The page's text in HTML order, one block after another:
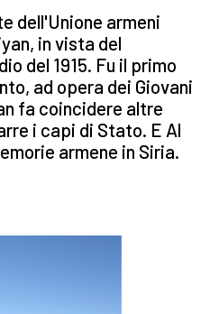
dell'Unione armeni
in vista del
del 1915. Fu il primo
ad opera dei Giovani
fa coincidere altre
i capi di Stato. E Al
armene in Siria.